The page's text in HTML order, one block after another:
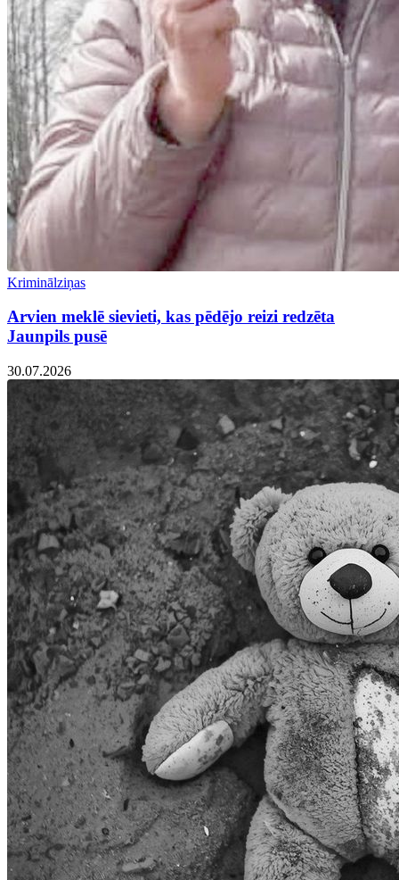
Kriminālziņas
Arvien meklē sievieti, kas pēdējo reizi redzēta
Jaunpils pusē
30.07.2026